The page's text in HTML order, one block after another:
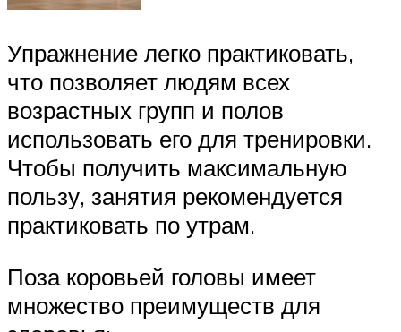
Упражнение легко практиковать,
что позволяет людям всех
возрастных групп и полов
использовать его для тренировки.
Чтобы получить максимальную
пользу, занятия рекомендуется
практиковать по утрам.
Поза коровьей головы имеет
множество преимуществ для